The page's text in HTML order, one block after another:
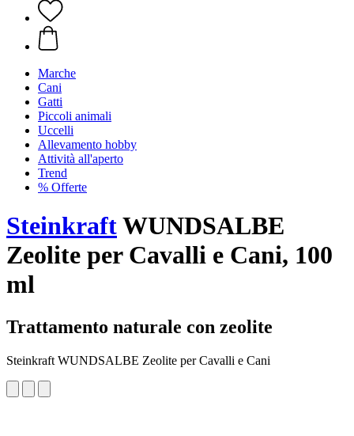
Marche
Cani
Gatti
Piccoli animali
Uccelli
Allevamento hobby
Attività all'aperto
Trend
% Offerte
SteinkraftWUNDSALBE
Zeolite per Cavalli e Cani, 100
ml
Trattamento naturale con zeolite
Steinkraft WUNDSALBE Zeolite per Cavalli e Cani